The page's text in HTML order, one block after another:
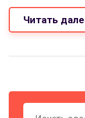
в тренде, и как
вашего
Читать